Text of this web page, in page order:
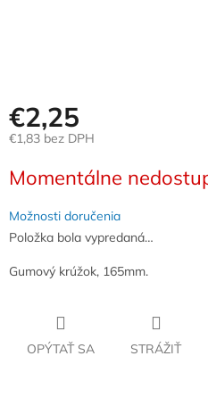
€2,25
€1,83 bez DPH
cena:
Momentálne
Možnosti doručenia
Položka bola vypredaná…
Gumový krúžok, 165mm.
OPÝTAŤ SA STRÁŽIŤ